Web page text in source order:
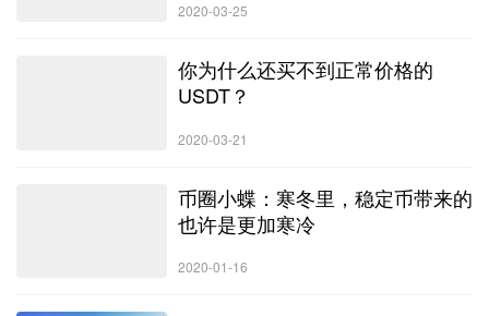
2020-03-25
你为什么还买不到正常价格的
USDT？
2020-03-21
币圈小蝶：寒冬里，稳定币带来的
也许是更加寒冷
2020-01-16